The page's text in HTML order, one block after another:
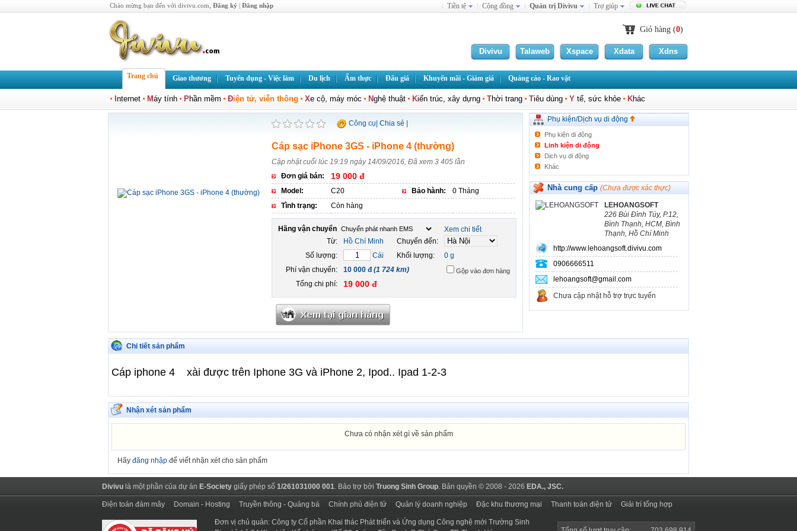
Chào mừng bạn đến với divivu.com, Đăng ký | Đăng nhập Tiền tệ Cộng đồng Quản trị Divivu Trợ giúp
Giỏ hàng (0)
Divivu Talaweb Xspace Xdata Xdns
Trang chủ Giao thương Tuyển dụng - Việc làm Du lịch Ẩm thực Đấu giá Khuyến mãi - Giảm giá Quảng cáo - Rao vặt
nternet Máy tính Phần mềm Điện tử, viễn thông Xe cộ, máy móc Nghệ thuật Kiến trúc, xây dựng Thời trang Tiêu dùng Y tế, sức khỏe Khác
Chia sẻ
Công cụ
Cáp sạc iPhone 3GS - iPhone 4 (thường)
Cập nhật cuối lúc 19:19 ngày 14/09/2016, Đã xem 3 405 lần
Đơn giá bán:
19 000 đ
Model: C20 Bảo hành:
0 Tháng
Tình trạng:
Còn hàng
Hãng vận chuyển
Xem chi tiết
Từ:
Hồ Chí Minh
Chuyển đến:
Số lượng:
Cái Khối lượng:
0 g
Phí vận chuyển:
10 000 đ(1 724 km) Gộp vào đơn hàng
Tổng chi phí: 19 000 đ
Phụ kiện/Dịch vụ di động
Phụ kiện di động
Linh kiện di động
Dịch vụ di động
Khác
Nhà cung cấp (Chưa được xác thực)
LEHOANGSOFT
226 Bùi Đình Túy, P.12,
Bình Thạnh, HCM, Bình
Thạnh, Hồ Chí Minh
http://www.lehoangsoft.divivu.com
0906666511
lehoangsoft@gmail.com
Chưa cập nhật hỗ trợ trực tuyến
Chi tiết sản phẩm
Cáp iphone 4 xài được trên Iphone 3G và iPhone 2, Ipod.. Ipad 1-2-3
Nhận xét sản phẩm
Chưa có nhận xét gì về sản phẩm
Hãy đăng nhập để viết nhận xét cho sản phẩm
Divivu là một phần của dự án E-Society giấy phép số 1/261031000 001. Bảo trợ bởi Truong Sinh Group. Bản quyền © 2008 - 2026 EDA., JSC.
Điện toán đám mây Domain - Hosting Truyền thông - Quảng bá Chính phủ điện tử Quản lý doanh nghiệp Đặc khu thương mại Thanh toán điện tử Giải trí tổng hợp
Đơn vị chủ quản: Công ty Cổ phần Khai thác Phát triển và Ứng dụng Công nghệ mới Trường Sinh